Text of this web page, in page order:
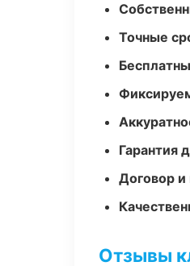
Точные
Гарантия
Договор
Отзывы